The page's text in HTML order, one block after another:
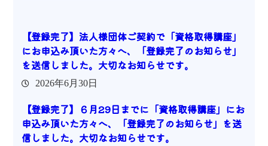
【登録完了】法人様団体ご契約で「資格取得講座」
にお申込み頂いた方々へ、「登録完了のお知らせ」
を送信しました。大切なお知らせです。
2026年6月30日
【登録完了】６月29日までに「資格取得講座」にお
申込み頂いた方々へ、「登録完了のお知らせ」を送
信しました。大切なお知らせです。